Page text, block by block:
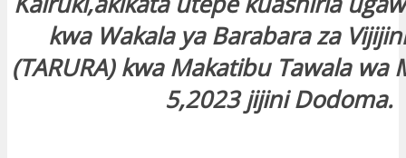
kwa Wakala ya Barabara za
(TARURA) kwa Makatibu Tawala wa
5,2023 jijini Dodoma.